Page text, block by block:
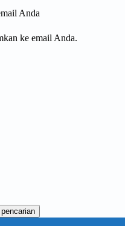
Anda
ke email Anda.